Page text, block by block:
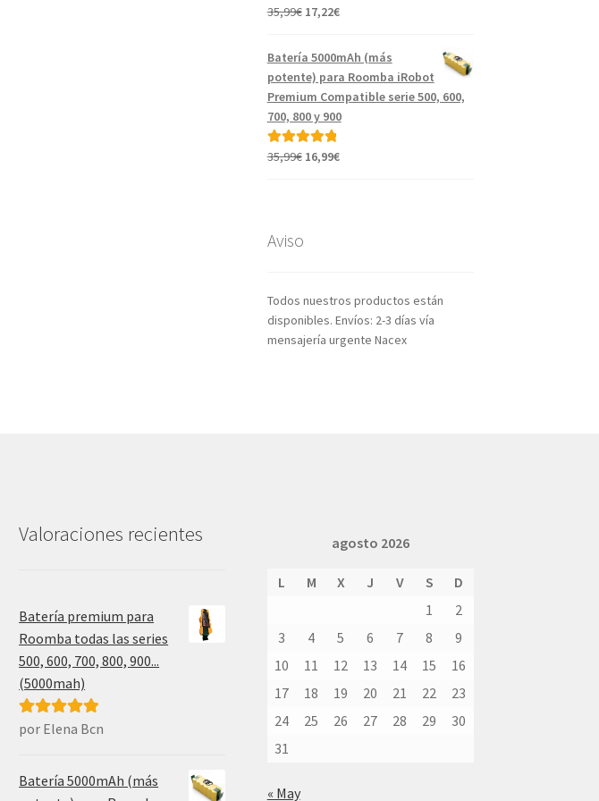
Valorado con
35,99€ El
original
era:
35,99€.
17,22€El
actual
es:
17,22€.
Batería 5000mAh (más
potente) para Roomba iRobot
Premium Compatible serie 500, 600,
700, 800 y 900
Valorado con
35,99€ El
16,99€El
Aviso
Todos nuestros productos están
disponibles. Envíos: 2-3 días vía
mensajería urgente Nacex
Valoraciones recientes
Batería premium para
Roomba todas las series
500, 600, 700, 800, 900...
(5000mah)
Valorado con
por Elena Bcn
Batería 5000mAh (más
agosto 2026
L M X J V S
D
1
2
3
4 5 6 7 8
9
10
11 12 13 14 15
16
17
18 19 20 21 22
23
24
25 26 27 28 29
30
31
« May